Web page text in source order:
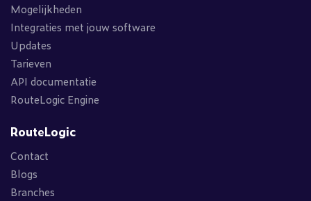
Mogelijkheden
Integraties met jouw software
Updates
Tarieven
API documentatie
RouteLogic Engine
RouteLogic
Contact
Blogs
Branches